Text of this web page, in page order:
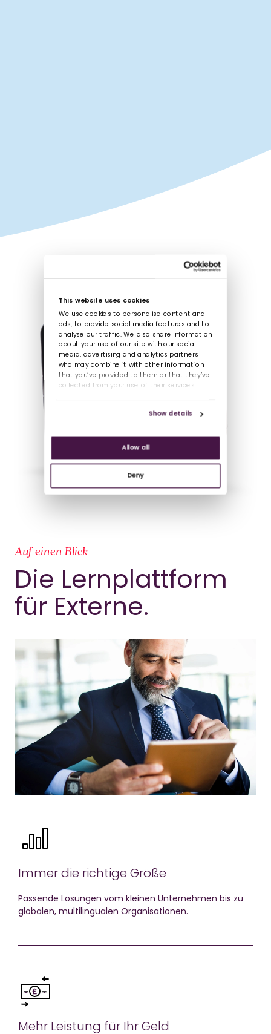
This website uses cookies
We use cookies to personalise content and
ads, to provide social media features and to
analyse our traffic. We also share information
about your use of our site with our social
media, advertising and analytics partners
who may combine it with other information
that you’ve provided to them or that they’ve
collected from your use of their services.
Show details
Allow all
Deny
Auf einen Blick
Die Lernplattform
für Externe.
Immer die richtige Größe
Passende Lösungen vom kleinen Unternehmen bis zu
globalen, multilingualen Organisationen.
Mehr Leistung für Ihr Geld